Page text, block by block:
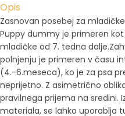
Opis
Zasnovan posebej za
Puppy dummy je primeren
mladičke od 7. tedna
polnjenju je primeren v času
(4.-6.meseca), ko je za psa
neprijetno. Z asimetrično
pravilnega prijema na sredini.
materiala, se lahko uporablja